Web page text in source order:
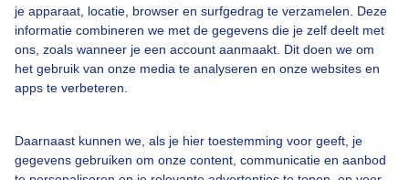
je apparaat, locatie, browser en surfgedrag te verzamelen. Deze
informatie combineren we met de gegevens die je zelf deelt met
ons, zoals wanneer je een account aanmaakt. Dit doen we om
het gebruik van onze media te analyseren en onze websites en
apps te verbeteren.
Daarnaast kunnen we, als je hier toestemming voor geeft, je
gegevens gebruiken om onze content, communicatie en aanbod
Bekijk slideshow
Een moment geduld aub...